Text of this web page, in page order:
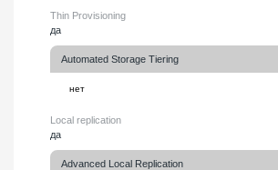
Thin Provisioning
да
Automated Storage Tiering
Local replication
да
Advanced Local Replication